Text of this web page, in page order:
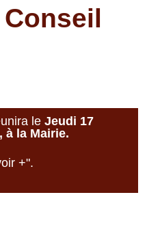
leJeudi 17
à la Mairie.
+".